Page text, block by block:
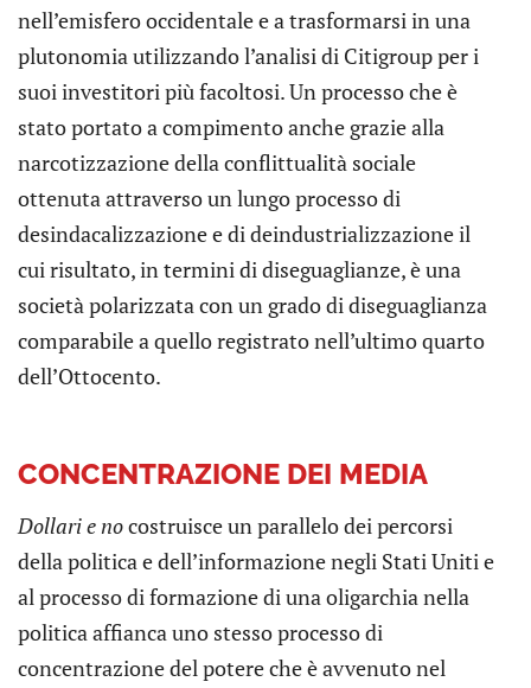
nell’emisfero occidentale e a trasformarsi in una
plutonomia utilizzando l’analisi di Citigroup per i
suoi investitori più facoltosi. Un processo che è
stato portato a compimento anche grazie alla
narcotizzazione della conflittualità sociale
ottenuta attraverso un lungo processo di
desindacalizzazione e di deindustrializzazione il
cui risultato, in termini di diseguaglianze, è una
società polarizzata con un grado di diseguaglianza
comparabile a quello registrato nell’ultimo quarto
dell’Ottocento.
CONCENTRAZIONE DEI MEDIA
Dollari e nocostruisce un parallelo dei percorsi
della politica e dell’informazione negli Stati Uniti e
al processo di formazione di una oligarchia nella
politica affianca uno stesso processo di
concentrazione del potere che è avvenuto nel